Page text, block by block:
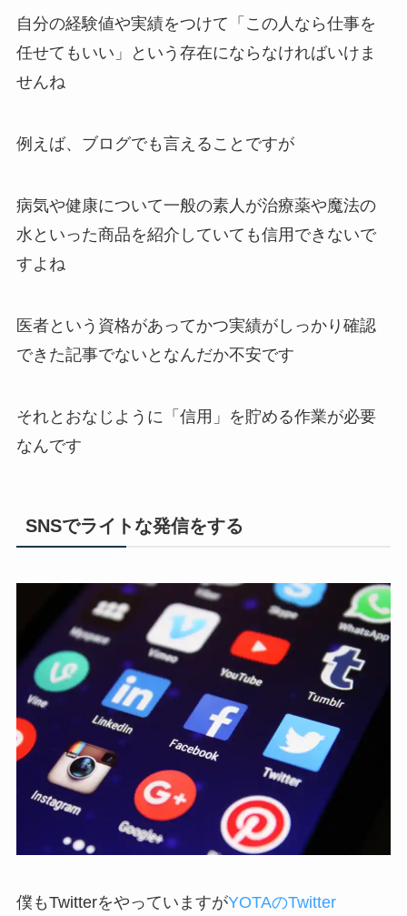
自分の経験値や実績をつけて「この人なら仕事を
任せてもいい」という存在にならなければいけま
せんね
例えば、ブログでも言えることですが
病気や健康について一般の素人が治療薬や魔法の
水といった商品を紹介していても信用できないで
すよね
医者という資格があってかつ実績がしっかり確認
できた記事でないとなんだか不安です
それとおなじように「信用」を貯める作業が必要
なんです
SNSでライトな発信をする
僕もTwitterをやっていますがYOTAのTwitter